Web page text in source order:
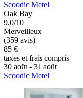
Scoodic Motel
Oak Bay
9,0/10
Merveilleux
(359 avis)
85 €
taxes et frais compris
30 août - 31 août
Scoodic Motel